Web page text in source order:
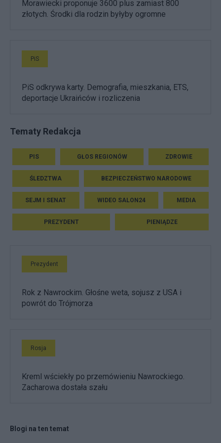
Morawiecki proponuje 3600 plus zamiast 800
złotych. Środki dla rodzin byłyby ogromne
PiS
PiS odkrywa karty. Demografia, mieszkania, ETS,
deportacje Ukraińców i rozliczenia
Tematy Redakcja
PIS GŁOS REGIONÓW ZDROWIE
ŚLEDZTWA BEZPIECZEŃSTWO NARODOWE
SEJM I SENAT WIDEO SALON24 MEDIA
PREZYDENT PIENIĄDZE
Prezydent
Rok z Nawrockim. Głośne weta, sojusz z USA i
powrót do Trójmorza
Rosja
Kreml wściekły po przemówieniu Nawrockiego.
Zacharowa dostała szału
Blogi na ten temat